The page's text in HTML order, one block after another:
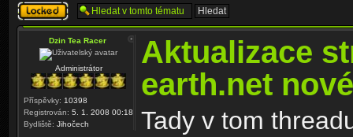
Téma
uzamknuto
Dzin Tea Racer
Administrátor
Příspěvky: 10398
Registrován: 5. 1. 2008 00:18
Bydliště: Jihočech
Aktualizace
earth.net
Tady v tom